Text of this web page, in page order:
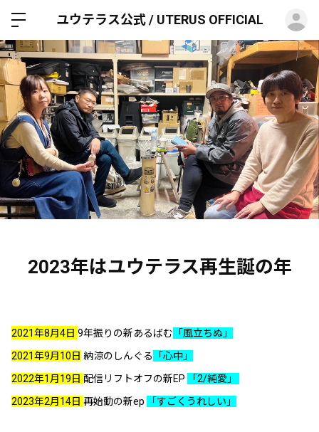
ユウテラス公式 / UTERUS OFFICIAL
2023年はユウテラス再生誕の年
2021年8月4日 9年振りの新あるばむ 「風立ちぬ」
2021年9月10日 納涼のしんぐる
「心中」
2022年1月19日 配信リフトオフの新EP
「2/純愛」
2023年2月14日 再始動の新ep 「 すごくうれしい」